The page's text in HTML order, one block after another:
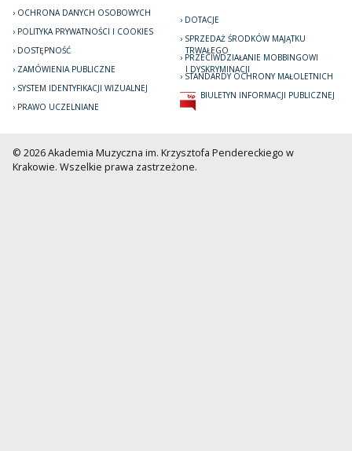
OCHRONA DANYCH OSOBOWYCH
POLITYKA PRYWATNOŚCI I COOKIES
DOSTĘPNOŚĆ
ZAMÓWIENIA PUBLICZNE
SYSTEM IDENTYFIKACJI WIZUALNEJ
PRAWO UCZELNIANE
DOTACJE
SPRZEDAŻ ŚRODKÓW MAJĄTKU
TRWAŁEGO
PRZECIWDZIAŁANIE MOBBINGOWI
I DYSKRYMINACJI
STANDARDY OCHRONY MAŁOLETNICH
BIULETYN INFORMACJI PUBLICZNEJ
© 2026 Akademia Muzyczna im. Krzysztofa Pendereckiego w
Krakowie. Wszelkie prawa zastrzeżone.